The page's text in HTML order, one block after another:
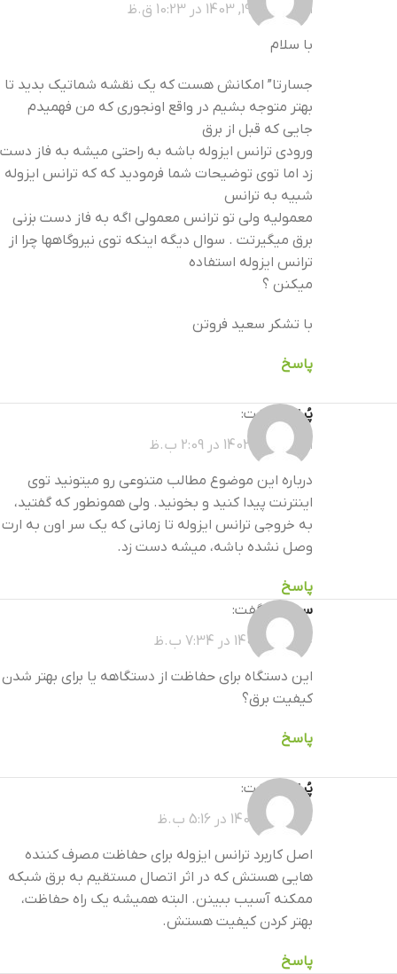
اردیبهشت 19, 1403 در 10:23 ق.ظ
با سلام
جسارتا” امکانش هست که یک نقشه شماتیک بدید تا
بهتر متوجه بشیم در واقع اونجوری که من فهمیدم
جایی که قبل از برق
ورودی ترانس ایزوله باشه به راحتی میشه به فاز دست
زد اما توی توضیحات شما فرمودید که که ترانس ایزوله
شبیه به ترانس
معمولیه ولی تو ترانس معمولی اگه به فاز دست بزنی
برق میگیرتت . سوال دیگه اینکه توی نیروگاهها چرا از
ترانس ایزوله استفاده
میکنن ؟
با تشکر سعید فروتن
پاسخ
پُرنیک
گفت:
اسفند 13, 1403 در 2:09 ب.ظ
درباره این موضوع مطالب متنوعی رو میتونید توی
اینترنت پیدا کنید و بخونید. ولی همونطور که گفتید،
به خروجی ترانس ایزوله تا زمانی که یک سر اون به ارت
وصل نشده باشه، میشه دست زد.
پاسخ
سعیدی
گفت:
خرداد 21, 1405 در 7:34 ب.ظ
این دستگاه برای حفاظت از دستگاهه یا برای بهتر شدن
کیفیت برق؟
پاسخ
پُرنیک
گفت:
خرداد 26, 1405 در 5:16 ب.ظ
اصل کاربرد ترانس ایزوله برای حفاظت مصرف کننده
هایی هستش که در اثر اتصال مستقیم به برق شبکه
ممکنه آسیب ببینن. البته همیشه یک راه حفاظت،
بهتر کردن کیفیت هستش.
پاسخ